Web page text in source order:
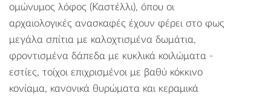
ομώνυμος λόφος (Καστέλλι), όπου οι
αρχαιολογικές ανασκαφές έχουν φέρει στο φως
μεγάλα σπίτια με καλοχτισμένα δωμάτια,
φροντισμένα δάπεδα με κυκλικά κοιλώματα -
εστίες, τοίχοι επιχρισμένοι με βαθύ κόκκινο
κονίαμα, κανονικά θυρώματα και κεραμικά